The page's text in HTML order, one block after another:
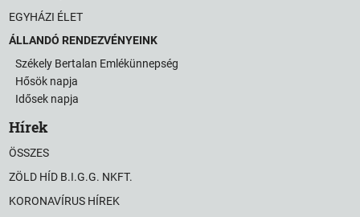
EGYHÁZI ÉLET
ÁLLANDÓ RENDEZVÉNYEINK
Székely Bertalan Emlékünnepség
Hősök napja
Idősek napja
Hírek
ÖSSZES
ZÖLD HÍD B.I.G.G. NKFT.
KORONAVÍRUS HÍREK